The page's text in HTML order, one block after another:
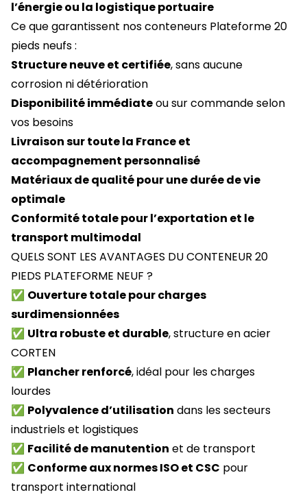
l’énergie ou la logistique portuaire
Ce que garantissent nos conteneurs Plateforme 20
pieds neufs :
Structure neuve et certifiée, sans aucune
corrosion ni détérioration
Disponibilité immédiateou sur commande selon
vos besoins
Livraison sur toute la France et
accompagnement personnalisé
Matériaux de qualité pour une durée de vie
optimale
Conformité totale pour l’exportation et le
transport multimodal
QUELS SONT LES AVANTAGES DU CONTENEUR 20
PIEDS PLATEFORME NEUF ?
✅ Ouverture totale pour charges
surdimensionnées
✅ Ultra robuste et durable, structure en acier
CORTEN
✅ Plancher renforcé, idéal pour les charges
lourdes
✅ Polyvalence d’utilisation dans les secteurs
industriels et logistiques
✅ Facilité de manutention et de transport
✅ Conforme aux normes ISO et CSC pour
transport international